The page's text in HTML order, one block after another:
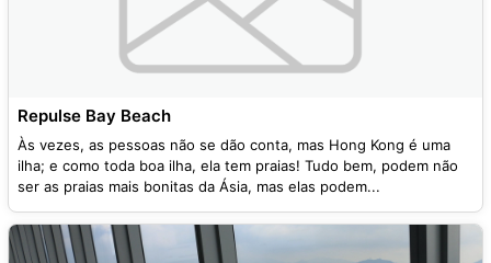
Repulse Bay Beach
Às vezes, as pessoas não se dão conta, mas Hong Kong é uma
ilha; e como toda boa ilha, ela tem praias! Tudo bem, podem não
ser as praias mais bonitas da Ásia, mas elas podem...